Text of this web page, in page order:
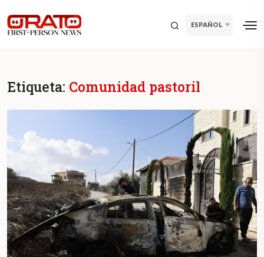
ESPAÑOL
Etiqueta: Comunidad pastoril